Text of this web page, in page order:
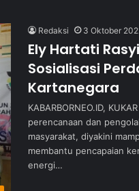
Redaksi 3 Oktober
Ely Hartati
Sosialisasi
Kartanegara
KABARBORNEO.ID,
perencanaan dan
masyarakat, diyakini
membantu pencapaian
energi…